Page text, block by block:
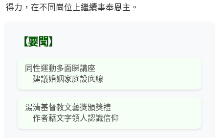
得力，在不同崗位上繼續事奉恩主。
【要聞】
同性運動多面睇講座
建議婚姻家庭設底線
湯清基督教文藝獎頒獎禮
作者藉文字領人認識信仰